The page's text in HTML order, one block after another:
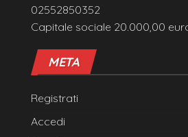
02552850352
Capitale sociale 20.000,00
META
Registrati
Accedi